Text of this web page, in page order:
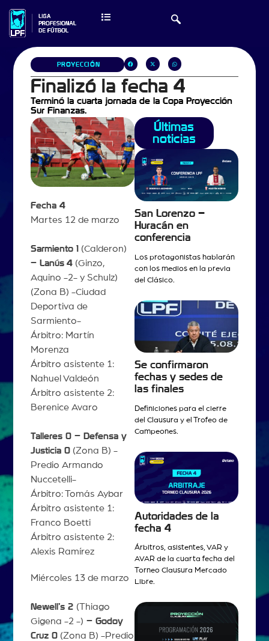
PROYECCIÓN
Finalizó la fecha 4
Terminó la cuarta jornada de la Copa Proyección
Sur Finanzas.
Fecha 4
Martes 12 de marzo
Sarmiento 1 (Calderon)
– Lanús 4(Ginzo,
Aquino -2- y Schulz)
(Zona B) -Ciudad
Deportiva de
Sarmiento-
Árbitro: Martín
Morenza
Árbitro asistente 1:
Nahuel Valdeón
Árbitro asistente 2:
Berenice Avaro
Talleres 0 – Defensa y
Justicia 0(Zona B) -
Predio Armando
Nuccetelli-
Árbitro: Tomás Aybar
Árbitro asistente 1:
Franco Boetti
Árbitro asistente 2:
Alexis Ramírez
Miércoles 13 de marzo
Newell’s 2 (Thiago
Gigena -2 -) – Godoy
Cruz 0(Zona B) -Predio
Últimas
noticias
San Lorenzo –
Huracán en
conferencia
Los protagonistas hablarán
con los medios en la previa
del Clásico.
Se confirmaron
fechas y sedes de
las finales
Definiciones para el cierre
del Clausura y el Trofeo de
Campeones.
Autoridades de la
fecha 4
Árbitros, asistentes, VAR y
AVAR de la cuarta fecha del
Torneo Clausura Mercado
Libre.